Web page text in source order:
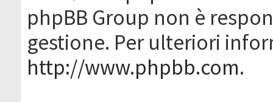
phpBB Group non è
gestione. Per ulteriori
http://www.phpbb.com.